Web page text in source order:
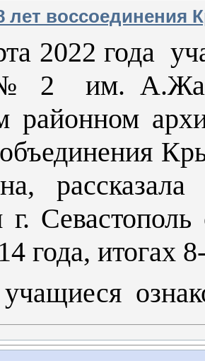
лет воссоединения
2022 года
им.
районном
года, итогах
учащиеся